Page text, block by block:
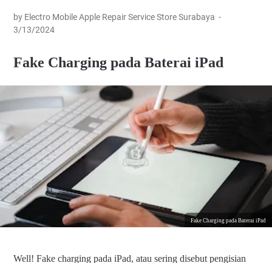
by Electro Mobile Apple Repair Service Store Surabaya
3/13/2024
Fake Charging pada Baterai iPad
Fake Charging pada Baterai iPad
Well! Fake charging pada iPad, atau sering disebut pengisian